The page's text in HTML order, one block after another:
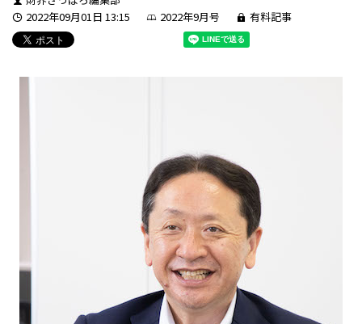
2022年09月01日 13:15
2022年9月号 有料記事